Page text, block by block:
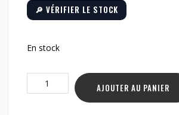
🔎 VÉRIFIER LE STOCK
En stock
quantité
de
AJOUTER AU PANIER